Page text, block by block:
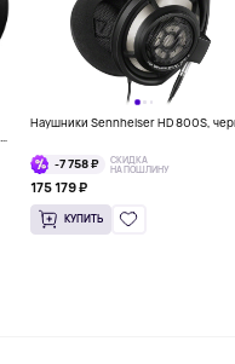
Наушники Sennheiser HD 800S,
-7 758 ₽
СКИДКА
НА ПОШЛИНУ
175 179 ₽
КУПИТЬ